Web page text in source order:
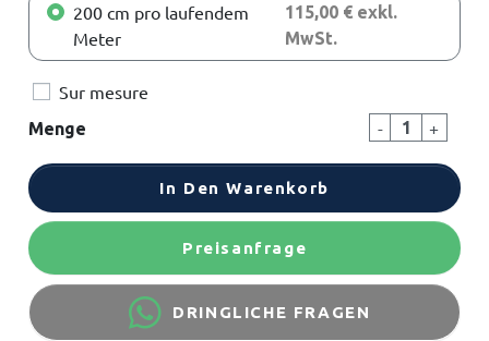
200 cm pro laufendem
Meter
115,00 € exkl.
MwSt.
Sur mesure
Menge - +
In Den Warenkorb
Preisanfrage
DRINGLICHE FRAGEN